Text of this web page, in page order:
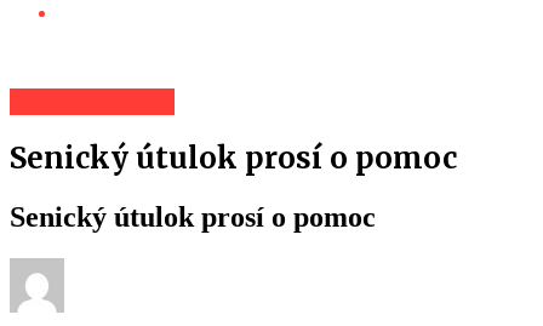
Senický útulok prosí o pomoc
Senický útulok prosí o pomoc